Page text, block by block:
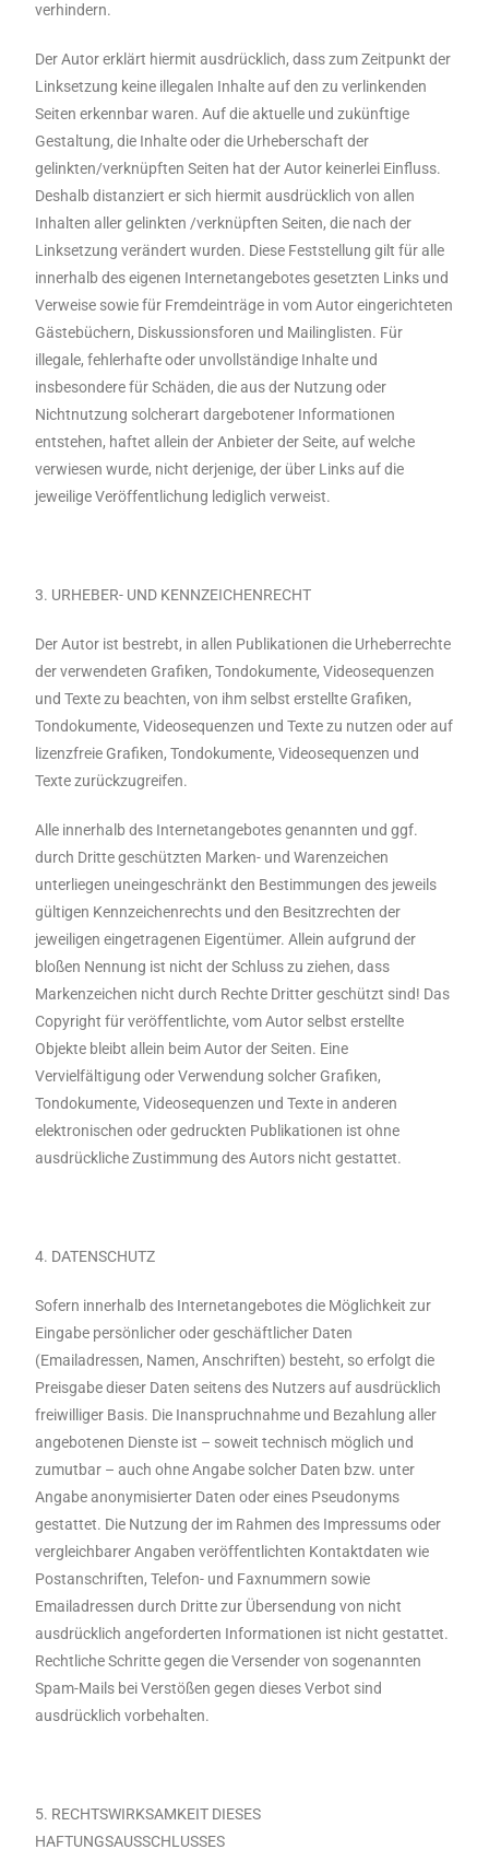
verhindern.
Der Autor erklärt hiermit ausdrücklich, dass zum Zeitpunkt der
Linksetzung keine illegalen Inhalte auf den zu verlinkenden
Seiten erkennbar waren. Auf die aktuelle und zukünftige
Gestaltung, die Inhalte oder die Urheberschaft der
gelinkten/verknüpften Seiten hat der Autor keinerlei Einfluss.
Deshalb distanziert er sich hiermit ausdrücklich von allen
Inhalten aller gelinkten /verknüpften Seiten, die nach der
Linksetzung verändert wurden. Diese Feststellung gilt für alle
innerhalb des eigenen Internetangebotes gesetzten Links und
Verweise sowie für Fremdeinträge in vom Autor eingerichteten
Gästebüchern, Diskussionsforen und Mailinglisten. Für
illegale, fehlerhafte oder unvollständige Inhalte und
insbesondere für Schäden, die aus der Nutzung oder
Nichtnutzung solcherart dargebotener Informationen
entstehen, haftet allein der Anbieter der Seite, auf welche
verwiesen wurde, nicht derjenige, der über Links auf die
jeweilige Veröffentlichung lediglich verweist.
3. URHEBER- UND KENNZEICHENRECHT
Der Autor ist bestrebt, in allen Publikationen die Urheberrechte
der verwendeten Grafiken, Tondokumente, Videosequenzen
und Texte zu beachten, von ihm selbst erstellte Grafiken,
Tondokumente, Videosequenzen und Texte zu nutzen oder auf
lizenzfreie Grafiken, Tondokumente, Videosequenzen und
Texte zurückzugreifen.
Alle innerhalb des Internetangebotes genannten und ggf.
durch Dritte geschützten Marken- und Warenzeichen
unterliegen uneingeschränkt den Bestimmungen des jeweils
gültigen Kennzeichenrechts und den Besitzrechten der
jeweiligen eingetragenen Eigentümer. Allein aufgrund der
bloßen Nennung ist nicht der Schluss zu ziehen, dass
Markenzeichen nicht durch Rechte Dritter geschützt sind! Das
Copyright für veröffentlichte, vom Autor selbst erstellte
Objekte bleibt allein beim Autor der Seiten. Eine
Vervielfältigung oder Verwendung solcher Grafiken,
Tondokumente, Videosequenzen und Texte in anderen
elektronischen oder gedruckten Publikationen ist ohne
ausdrückliche Zustimmung des Autors nicht gestattet.
4. DATENSCHUTZ
Sofern innerhalb des Internetangebotes die Möglichkeit zur
Eingabe persönlicher oder geschäftlicher Daten
(Emailadressen, Namen, Anschriften) besteht, so erfolgt die
Preisgabe dieser Daten seitens des Nutzers auf ausdrücklich
freiwilliger Basis. Die Inanspruchnahme und Bezahlung aller
angebotenen Dienste ist – soweit technisch möglich und
zumutbar – auch ohne Angabe solcher Daten bzw. unter
Angabe anonymisierter Daten oder eines Pseudonyms
gestattet. Die Nutzung der im Rahmen des Impressums oder
vergleichbarer Angaben veröffentlichten Kontaktdaten wie
Postanschriften, Telefon- und Faxnummern sowie
Emailadressen durch Dritte zur Übersendung von nicht
ausdrücklich angeforderten Informationen ist nicht gestattet.
Rechtliche Schritte gegen die Versender von sogenannten
Spam-Mails bei Verstößen gegen dieses Verbot sind
ausdrücklich vorbehalten.
5. RECHTSWIRKSAMKEIT DIESES
HAFTUNGSAUSSCHLUSSES